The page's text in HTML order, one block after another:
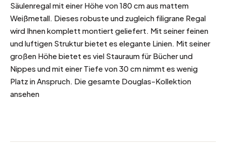
Säulenregal mit einer Höhe von 180 cm aus mattem
Weißmetall. Dieses robuste und zugleich filigrane Regal
wird Ihnen komplett montiert geliefert. Mit seiner feinen
und luftigen Struktur bietet es elegante Linien. Mit seiner
großen Höhe bietet es viel Stauraum für Bücher und
Nippes und mit einer Tiefe von 30 cm nimmt es wenig
Platz in Anspruch. Die gesamte Douglas-Kollektion
ansehen